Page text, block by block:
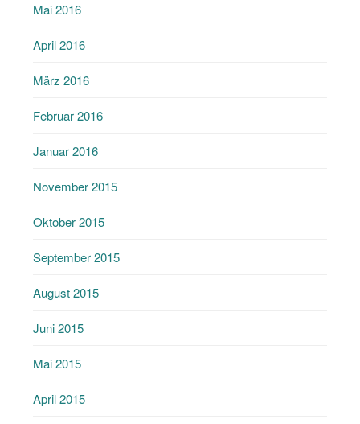
Mai 2016
April 2016
März 2016
Februar 2016
Januar 2016
November 2015
Oktober 2015
September 2015
August 2015
Juni 2015
Mai 2015
April 2015